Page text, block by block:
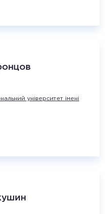
університет імені